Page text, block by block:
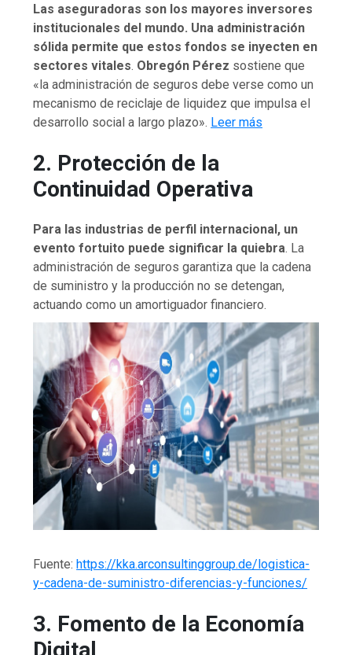
Las aseguradoras son los mayores inversores
institucionales del mundo. Una administración
sólida permite que estos fondos se inyecten en
sectores vitales. Obregón Pérez sostiene que
«la administración de seguros debe verse como un
mecanismo de reciclaje de liquidez que impulsa el
desarrollo social a largo plazo». Leer más
2. Protección de la
Continuidad Operativa
Para las industrias de perfil internacional, un
evento fortuito puede significar la quiebra. La
administración de seguros garantiza que la cadena
de suministro y la producción no se detengan,
actuando como un amortiguador financiero.
Fuente:https://kka.arconsultinggroup.de/logistica-
y-cadena-de-suministro-diferencias-y-funciones/
3. Fomento de la Economía
Digital